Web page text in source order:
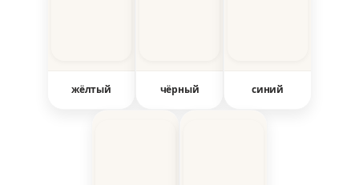
жёлтый чёрный синий